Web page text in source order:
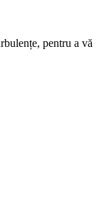
pentru a vă